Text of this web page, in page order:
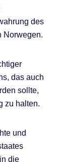
des
Norwegen.
das auch
sollte,
zu halten.
und
die